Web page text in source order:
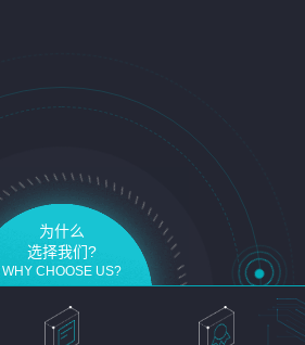
为什么
选择我们?
WHY CHOOSE US?